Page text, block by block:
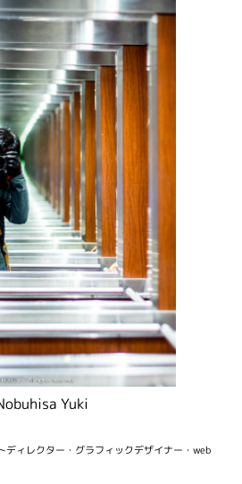
Yuki
ディレクター・グラフィックデザイナー・web